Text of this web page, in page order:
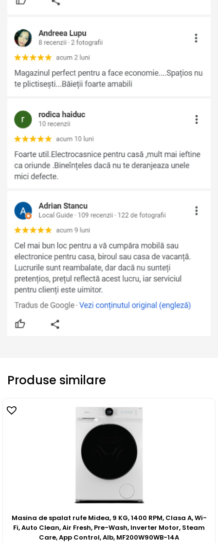
Produse similare
Masina de spalat rufe Midea, 9 KG, 1400 RPM, Clasa A, Wi-
Fi, Auto Clean, Air Fresh, Pre-Wash, Inverter Motor, Steam
Care, App Control, Alb, MF200W90WB-14A